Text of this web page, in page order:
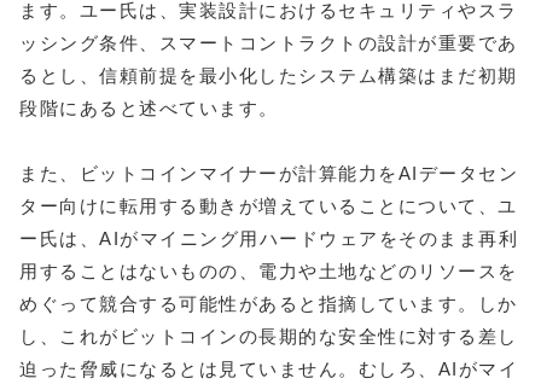
ます。ユー氏は、実装設計におけるセキュリティやスラ
ッシング条件、スマートコントラクトの設計が重要であ
るとし、信頼前提を最小化したシステム構築はまだ初期
段階にあると述べています。
また、ビットコインマイナーが計算能力をAIデータセン
ター向けに転用する動きが増えていることについて、ユ
ー氏は、AIがマイニング用ハードウェアをそのまま再利
用することはないものの、電力や土地などのリソースを
めぐって競合する可能性があると指摘しています。しか
し、これがビットコインの長期的な安全性に対する差し
迫った脅威になるとは見ていません。むしろ、AIがマイ